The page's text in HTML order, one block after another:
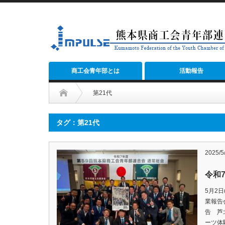
商工会青年部とは 活動報告
第21代
タグ：第21代
2025/
令和
5月2
業報告
告 芦
ーツ